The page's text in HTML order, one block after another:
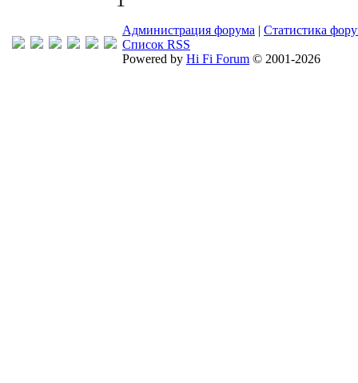
Администрация форума | Статистика
Список RSS
Powered by Hi Fi Forum © 2001-2026